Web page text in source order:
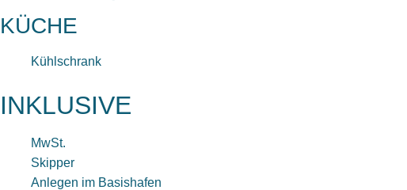
KÜCHE
Kühlschrank
INKLUSIVE
MwSt.
Skipper
Anlegen im Basishafen